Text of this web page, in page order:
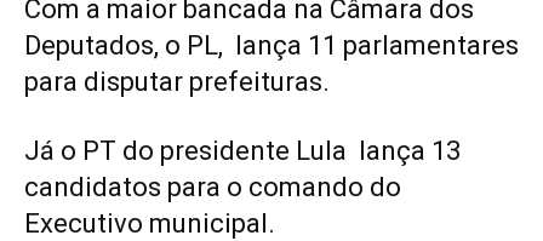
Com a maior bancada na Câmara dos
Deputados, o PL, lança 11 parlamentares
para disputar prefeituras.
Já o PT do presidente Lula
lança 13
candidatos para o comando do
Executivo municipal.